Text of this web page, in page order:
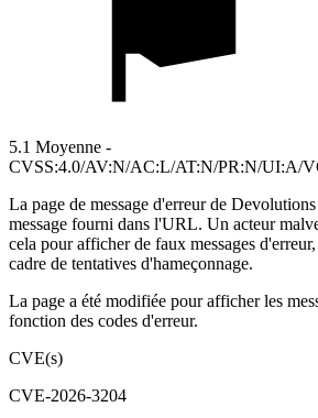
5.1 Moyenne -
CVSS:4.0/AV:N/AC:L/AT:N/PR:N/UI:A/
La page de message d'erreur de
message fourni dans l'URL. Un acteur
cela pour afficher de faux messages
cadre de tentatives d'hameçonnage.
La page a été modifiée pour afficher les
fonction des codes d'erreur.
CVE(s)
CVE-2026-3204